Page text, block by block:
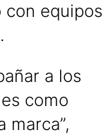
con equipos
a los
como
marca”,